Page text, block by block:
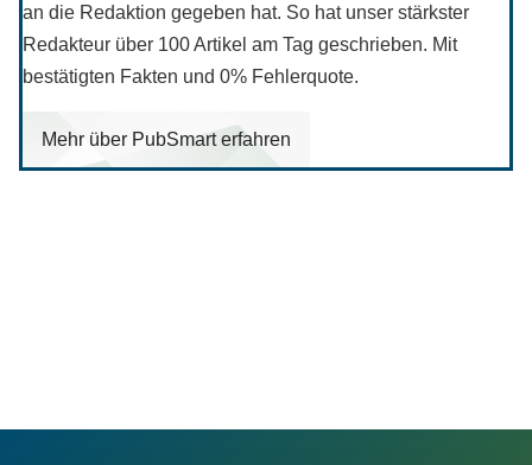
an die Redaktion gegeben hat. So hat unser stärkster
Redakteur über 100 Artikel am Tag geschrieben. Mit
bestätigten Fakten und 0% Fehlerquote.
Mehr über PubSmart erfahren